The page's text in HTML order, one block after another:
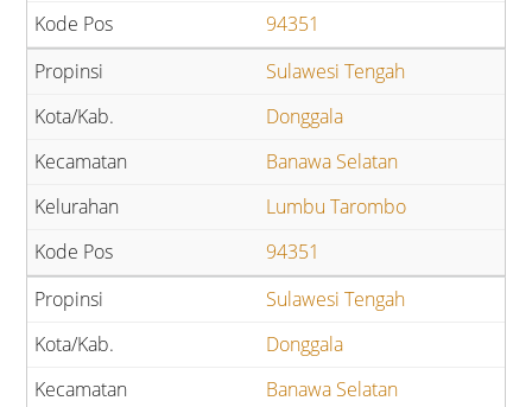
94351
Sulawesi Tengah
Donggala
Banawa Selatan
Lumbu Tarombo
94351
Sulawesi Tengah
Donggala
Banawa Selatan